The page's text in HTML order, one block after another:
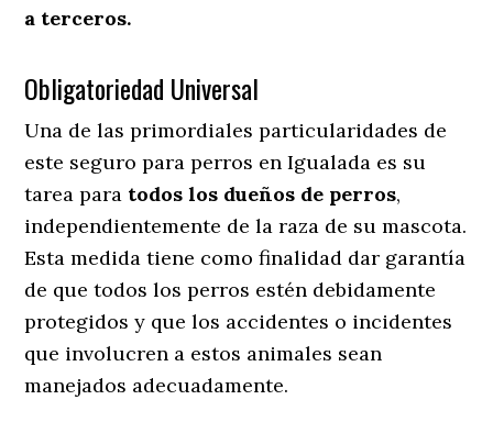
a terceros.
Obligatoriedad Universal
Una de las primordiales particularidades de
este seguro para perros en Igualada es su
tarea para todos los dueños de perros,
independientemente de la raza de su mascota.
Esta medida tiene como finalidad dar garantía
de que todos los perros estén debidamente
protegidos y que los accidentes o incidentes
que involucren a estos animales sean
manejados adecuadamente.